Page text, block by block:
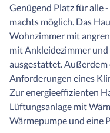
Genügend Platz für alle
machts möglich. Das
Wohnzimmer mit
mit Ankleidezimmer
ausgestattet.
Anforderungen eines
Zur energieeffizienten
Lüftungsanlage mit
Wärmepumpe und eine